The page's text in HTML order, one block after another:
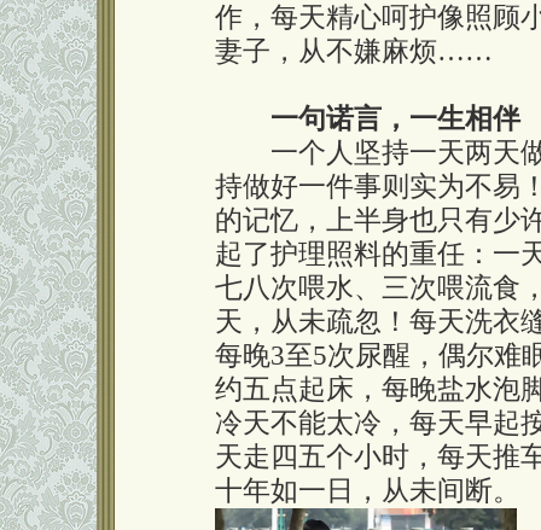
作，每天精心呵护像照顾
妻子，从不嫌麻烦……
一句诺言，一生相伴
一个人坚持一天两天做
持做好一件事则实为不易
的记忆，上半身也只有少
起了护理照料的重任：一
七八次喂水、三次喂流
天，从未疏忽！每天洗衣
每晚3至5次尿醒，偶尔难
约五点起床，每晚盐水泡
冷天不能太冷，每天早起
天走四五个小时，每天
十年如一日，从未间断。